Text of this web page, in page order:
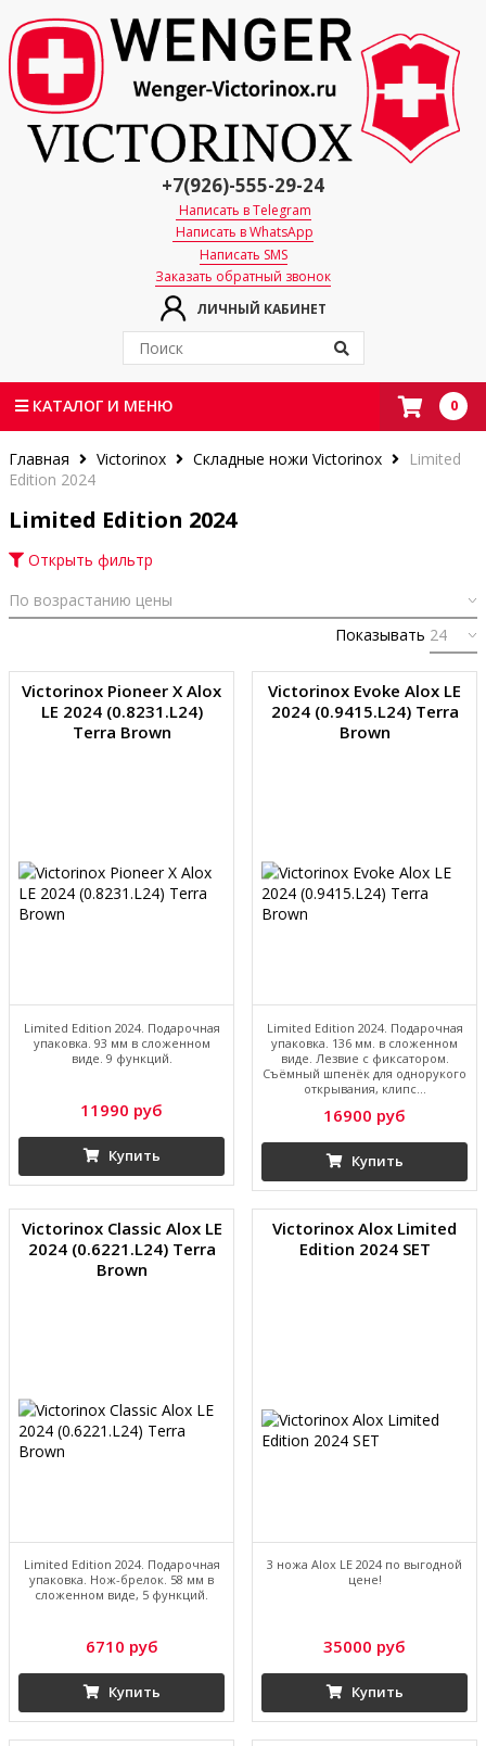
ЛИЧНЫЙ КАБИНЕТ
+7(926)-555-29-24
Написать в Telegram
Написать в WhatsApp
Написать SMS
Заказать обратный звонок
КАТАЛОГ И МЕНЮ 0
Главная Victorinox Складные ножи Victorinox
Limited
Edition 2024
Limited Edition 2024
Открыть фильтр
Показывать
Victorinox Pioneer X Alox
LE 2024 (0.8231.L24)
Terra Brown
Limited Edition 2024. Подарочная
упаковка. 93 мм в сложенном
виде. 9 функций.
11990 руб
Купить
Victorinox Evoke Alox LE
2024 (0.9415.L24) Terra
Brown
Limited Edition 2024. Подарочная
упаковка. 136 мм. в сложенном
виде. Лезвие с фиксатором.
Съёмный шпенёк для однорукого
открывания, клипс...
16900 руб
Купить
Victorinox Classic Alox LE
2024 (0.6221.L24) Terra
Brown
Limited Edition 2024. Подарочная
упаковка. Нож-брелок. 58 мм в
сложенном виде, 5 функций.
6710 руб
Купить
Victorinox Alox Limited
Edition 2024 SET
3 ножа Alox LE 2024 по выгодной
цене!
35000 руб
Купить